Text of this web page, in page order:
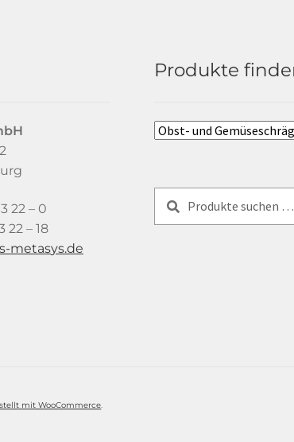
22 – 0
22 – 18
ed.sy
satem
Produkte
Suchen
nach:
Suchen
mit WooCommerce.